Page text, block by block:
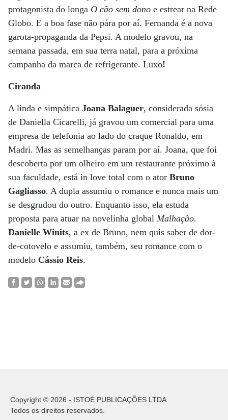
protagonista do longa O cão sem dono e estrear na Rede
Globo. E a boa fase não pára por aí. Fernanda é a nova
garota-propaganda da Pepsi. A modelo gravou, na
semana passada, em sua terra natal, para a próxima
campanha da marca de refrigerante. Luxo!
Ciranda
A linda e simpática Joana Balaguer, considerada sósia
de Daniella Cicarelli, já gravou um comercial para uma
empresa de telefonia ao lado do craque Ronaldo, em
Madri. Mas as semelhanças param por aí. Joana, que foi
descoberta por um olheiro em um restaurante próximo à
sua faculdade, está in love total com o ator Bruno
Gagliasso. A dupla assumiu o romance e nunca mais um
se desgrudou do outro. Enquanto isso, ela estuda
proposta para atuar na novelinha global Malhação.
Danielle Winits, a ex de Bruno, nem quis saber de dor-
de-cotovelo e assumiu, também, seu romance com o
modelo Cássio Reis.
Copyright © 2026 - ISTOÉ PUBLICAÇÕES LTDA
Todos os direitos reservados.